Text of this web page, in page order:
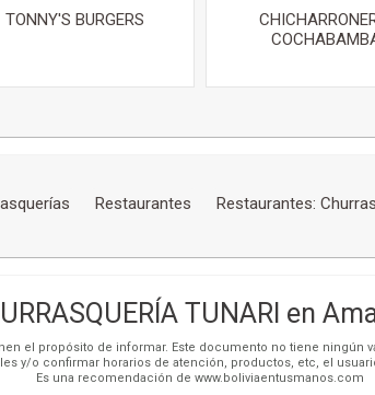
TONNY'S BURGERS
Restaurantes Restaurantes:
TUNARI en
el propósito de informar. Este documento no tiene ningún
y/o confirmar horarios de atención, productos, etc, el
Es una recomendación de www.boliviaentusmanos.com